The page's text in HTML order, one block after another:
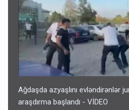
Ağdaşda azyaşlını evləndirənlər
araşdırma başlandı - VİDEO